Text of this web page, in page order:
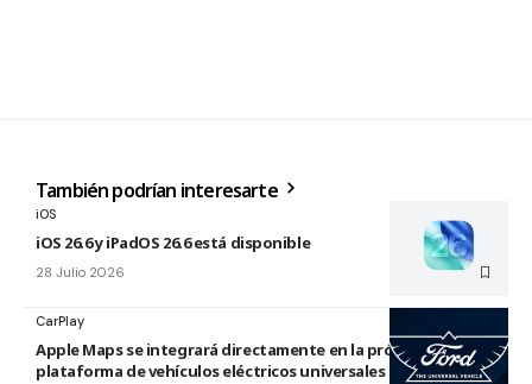
También podrían interesarte
iOS
iOS 26.6 y iPadOS 26.6 está disponible
28 Julio 2026
CarPlay
Apple Maps se integrará directamente en la próxima
plataforma de vehículos eléctricos universales de Ford